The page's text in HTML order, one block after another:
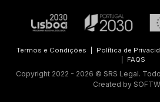
Termos e Condições Política de
FAQS
Copyright 2022 - 2026 © SRS Legal.
Created by